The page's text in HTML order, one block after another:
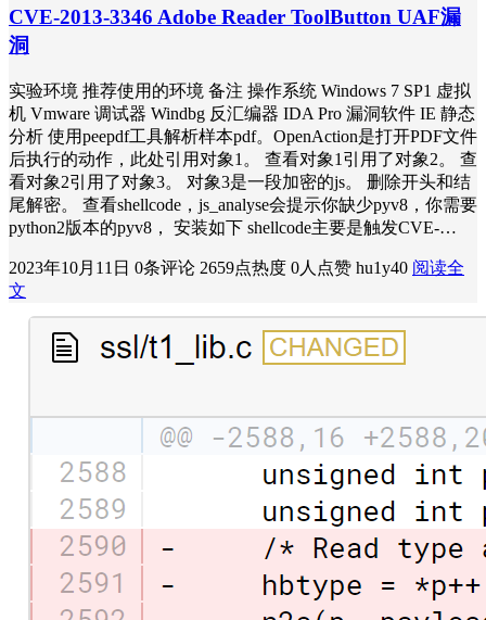
CVE-2013-3346 Adobe Reader ToolButton UAF漏
洞
实验环境 推荐使用的环境 备注 操作系统 Windows 7 SP1 虚拟
机 Vmware 调试器 Windbg 反汇编器 IDA Pro 漏洞软件 IE 静态
分析 使用peepdf工具解析样本pdf。OpenAction是打开PDF文件
后执行的动作，此处引用对象1。 查看对象1引用了对象2。 查
看对象2引用了对象3。 对象3是一段加密的js。 删除开头和结
尾解密。 查看shellcode，js_analyse会提示你缺少pyv8，你需要
python2版本的pyv8， 安装如下 shellcode主要是触发CVE-…
2023年10月11日 0条评论 2659点热度 0人点赞 hu1y40 阅读全
文